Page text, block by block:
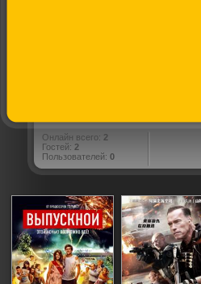
Онлайн всего: 2
Гостей: 2
Пользователей: 0